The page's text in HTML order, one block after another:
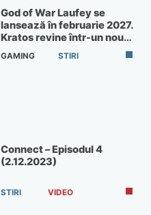
God of War Laufey se
lansează în februarie 2027.
Kratos revine într-un nou
God of War
GAMING STIRI
Connect – Episodul 4
(2.12.2023)
STIRI VIDEO